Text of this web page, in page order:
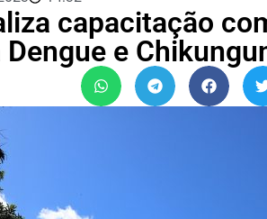
capacitação
e